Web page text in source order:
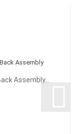
Assembly...